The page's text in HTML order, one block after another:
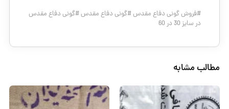
#فروش گونی دفاع مقدس#گونی دفاع مقدس#گونی دفاع مقدس
در سایز 30 در 60
مطالب مشابه